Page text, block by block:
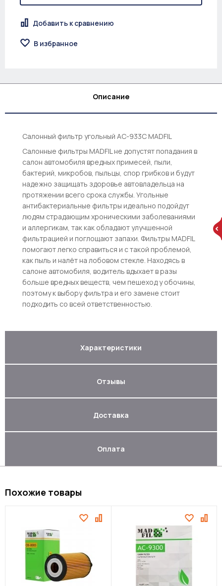
Добавить к сравнению
В избранное
Описание
Салонный фильтр угольный AC-933С MADFIL
Салонные фильтры MADFIL не допустят попадания в
салон автомобиля вредных примесей, пыли,
бактерий, микробов, пыльцы, спор грибков и будут
надежно защищать здоровье автовладельца на
протяжении всего срока службы. Угольные
антибактериальные фильтры идеально подойдут
людям страдающим хроническими заболеваниями
и аллергикам, так как обладают улучшенной
фильтрацией и поглощают запахи. Фильтры MADFIL
помогают легко справиться и с такой проблемой,
как пыль и налёт на лобовом стекле. Находясь в
салоне автомобиля, водитель вдыхает в разы
больше вредных веществ, чем пешеход у обочины,
поэтому к выбору фильтра и его замене стоит
подходить со всей ответственностью.
Характеристики
Отзывы
Доставка
Оплата
Похожие товары